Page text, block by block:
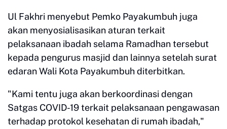
Ul Fakhri menyebut Pemko Payakumbuh juga
akan menyosialisasikan aturan terkait
pelaksanaan ibadah selama Ramadhan tersebut
kepada pengurus masjid dan lainnya setelah surat
edaran Wali Kota Payakumbuh diterbitkan.
"Kami tentu juga akan berkoordinasi dengan
Satgas COVID-19 terkait pelaksanaan pengawasan
terhadap protokol kesehatan di rumah ibadah,"